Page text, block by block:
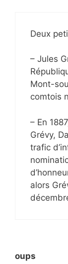
Deux
– Jules
Mont-
comtois
– En
Grévy,
trafic
alors
oups